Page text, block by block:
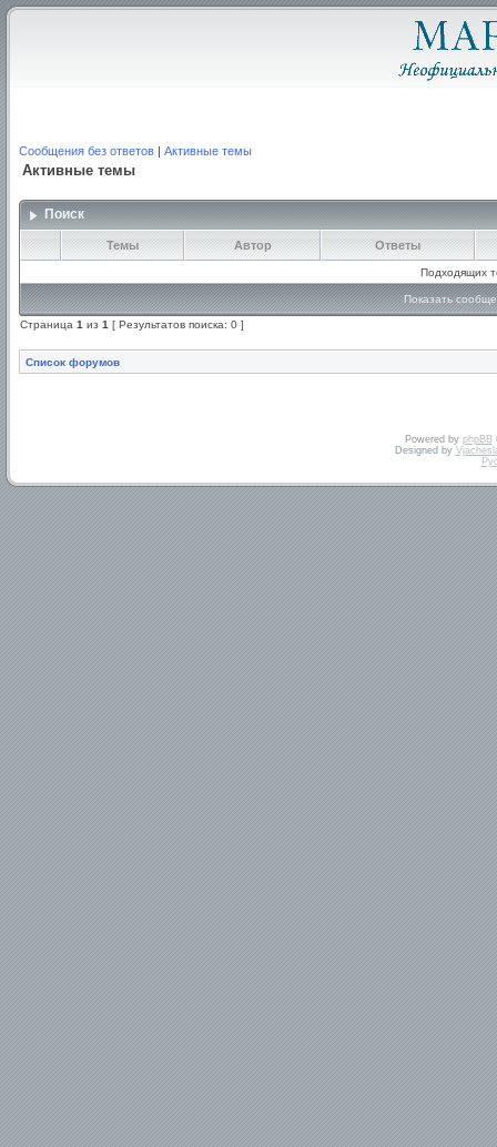
Сообщения без ответов | Активные темы
Активные темы
Поиск
Темы Автор Ответы
Подходящих
Показать
Страница 1 из 1 [ Результатов поиска: 0 ]
Список форумов
Powered by phpBB
Designed by